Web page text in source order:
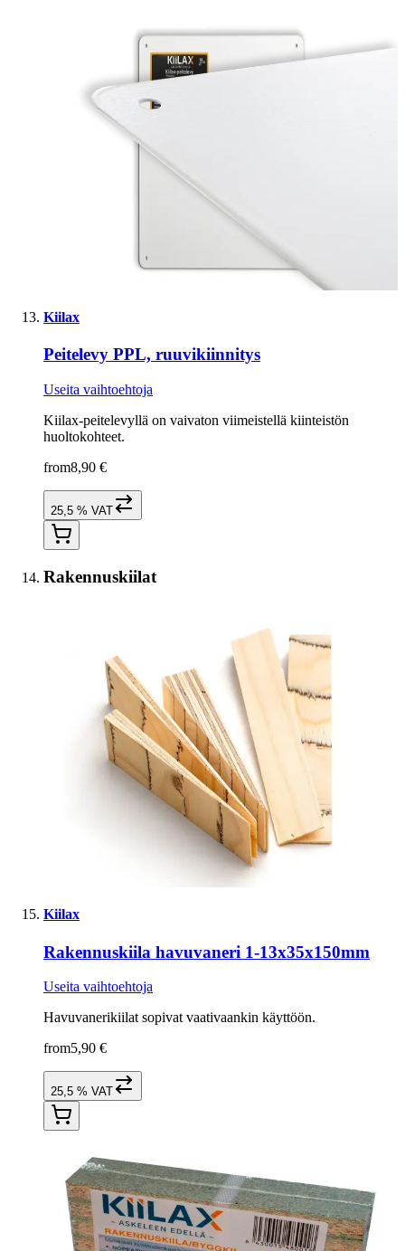
Kiilax
Peitelevy PPL, ruuvikiinnitys
Useita vaihtoehtoja
Kiilax-peitelevyllä on vaivaton viimeistellä kiinteistön
huoltokohteet.
from8,90 €
25,5 % VAT
Rakennuskiilat
Kiilax
Rakennuskiila havuvaneri 1-13x35x150mm
Useita vaihtoehtoja
Havuvanerikiilat sopivat vaativaankin käyttöön.
from5,90 €
25,5 % VAT